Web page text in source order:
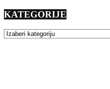
KATEGORIJE
KATEGORIJE